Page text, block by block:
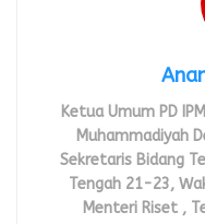
Ketua Umum PD
Muhammadiyah
Sekretaris Bidang
Tengah 21-23,
Menteri Riset ,